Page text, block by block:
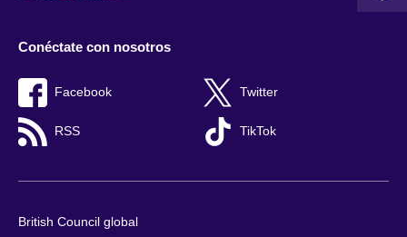
Conéctate con nosotros
Facebook Twitter
RSS TikTok
British Council global